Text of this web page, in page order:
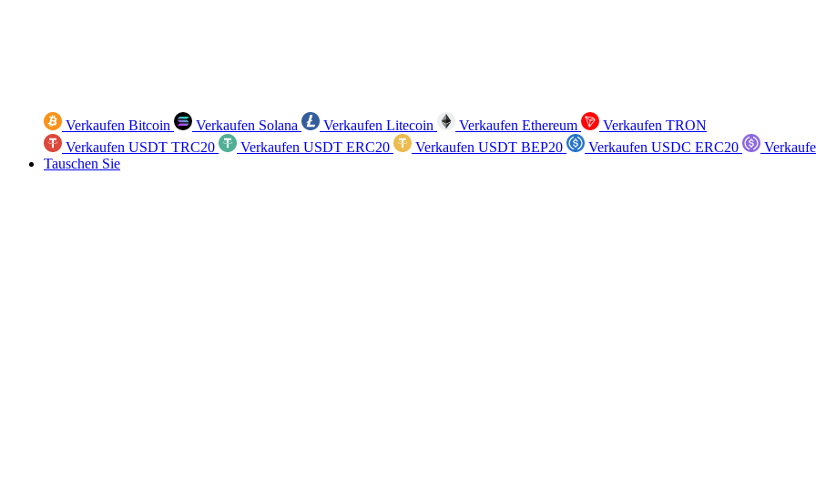
Verkaufen Bitcoin Verkaufen Solana Verkaufen Litecoin Verkaufen Ethereum
Verkaufen TRON
Verkaufen USDT TRC20
Verkaufen USDT ERC20 Verkaufen USDT BEP20 Verkaufen USDC ERC20
Tauschen Sie